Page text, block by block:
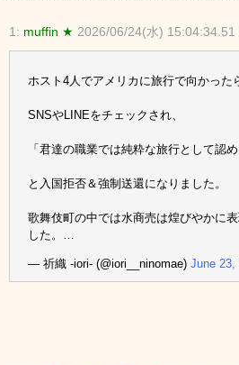
1: muffin ★ 2026/06/24(水) 15:04:34.51
ホスト4人でアメリカに旅行で向かった
SNSやLINEをチェックされ、
「君達の職業では純粋な旅行として認
と入国拒否＆強制送還になりました。
歌舞伎町の中では水商売は煌びやかに
した。…
— 祈織 -iori- (@iori__ninomae) June 23,